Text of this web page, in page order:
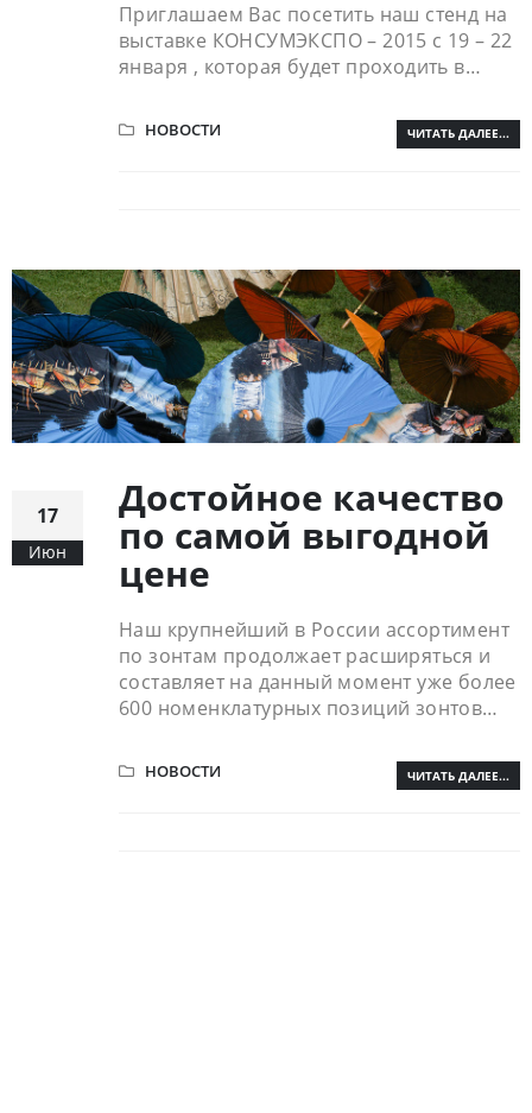
Приглашаем Вас посетить наш стенд на
выставке КОНСУМЭКСПО – 2015 с 19 – 22
января , которая будет проходить в…
НОВОСТИ ЧИТАТЬ ДАЛЕЕ...
17
Июн
Достойное качество
по самой выгодной
цене
Наш крупнейший в России ассортимент
по зонтам продолжает расширяться и
составляет на данный момент уже более
600 номенклатурных позиций зонтов…
НОВОСТИ ЧИТАТЬ ДАЛЕЕ...